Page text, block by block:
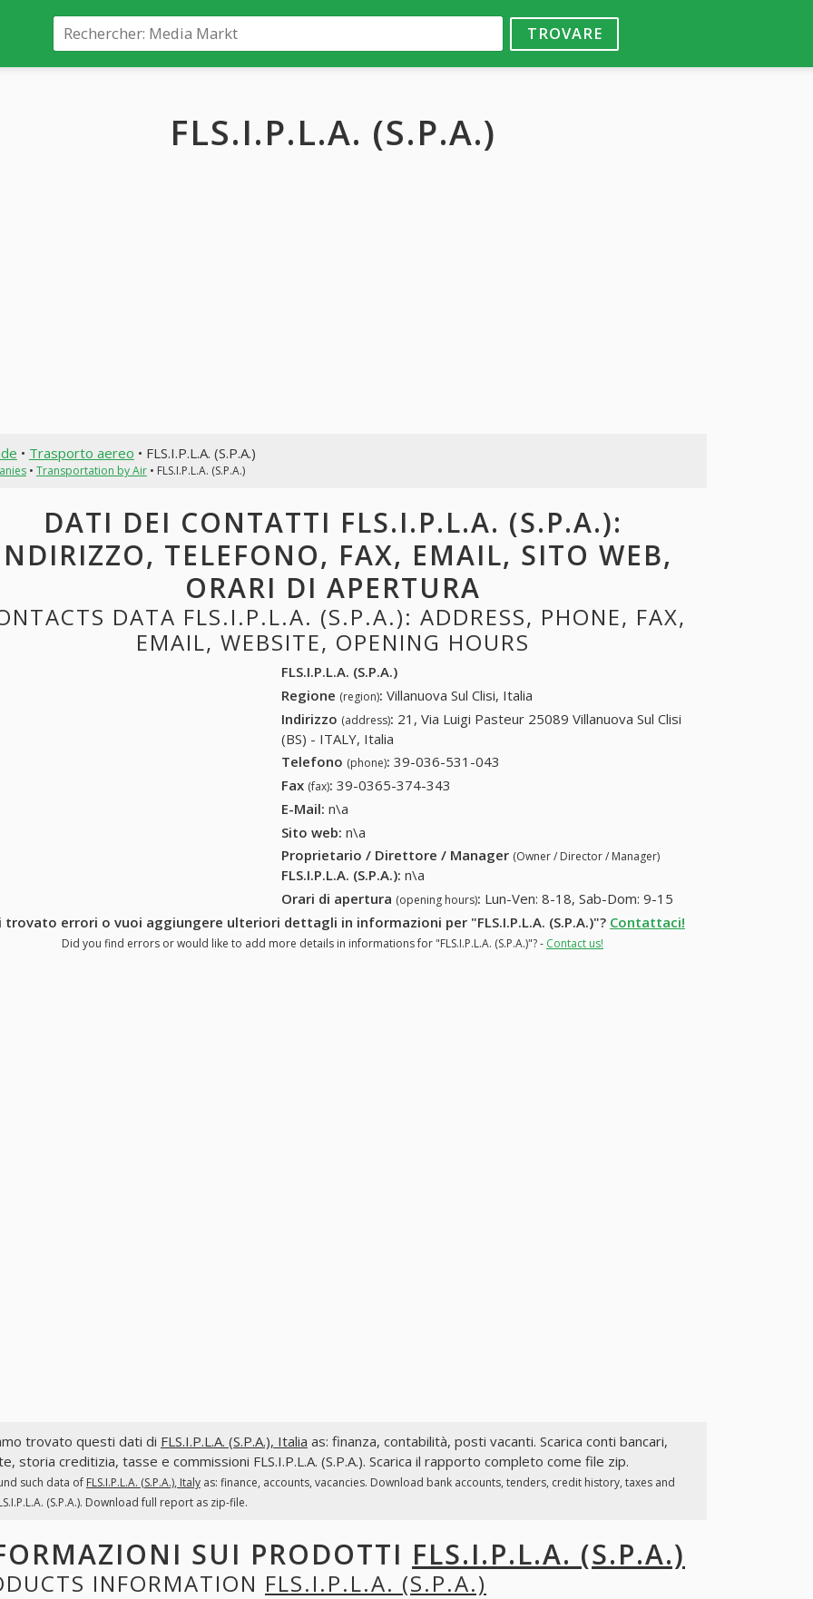
TROVARE
FLS.I.P.L.A. (S.P.A.)
• Trasporto aereo • FLS.I.P.L.A. (S.P.A.)
• Transportation by Air• FLS.I.P.L.A. (S.P.A.)
DATI DEI CONTATTI FLS.I.P.L.A. (S.P.A.):
TELEFONO, FAX, EMAIL, SITO WEB,
ORARI DI APERTURA
DATA FLS.I.P.L.A. (S.P.A.): ADDRESS, PHONE, FAX,
EMAIL, WEBSITE, OPENING HOURS
FLS.I.P.L.A. (S.P.A.)
Regione (region): Villanuova Sul Clisi, Italia
Indirizzo (address): 21, Via Luigi Pasteur 25089 Villanuova Sul Clisi
(BS) - ITALY, Italia
Telefono (phone): 39-036-531-043
Fax (fax): 39-0365-374-343
E-Mail: n\a
Sito web: n\a
Proprietario / Direttore / Manager (Owner / Director / Manager)
FLS.I.P.L.A. (S.P.A.): n\a
Orari di apertura (opening hours): Lun-Ven: 8-18, Sab-Dom: 9-15
trovato errori o vuoi aggiungere ulteriori dettagli in informazioni per "FLS.I.P.L.A. (S.P.A.)"? Contattaci!
Did you find errors or would like to add more details in informations for "FLS.I.P.L.A. (S.P.A.)"? - Contact us!
trovato questi dati di FLS.I.P.L.A. (S.P.A.), Italia as: finanza, contabilità, posti vacanti. Scarica conti bancari,
storia creditizia, tasse e commissioni FLS.I.P.L.A. (S.P.A.). Scarica il rapporto completo come file zip.
such data of FLS.I.P.L.A. (S.P.A.), Italyas: finance, accounts, vacancies. Download bank accounts, tenders, credit history, taxes and
(S.P.A.). Download full report as zip-file.
SUI PRODOTTI FLS.I.P.L.A. (S.P.A.)
INFORMATION FLS.I.P.L.A. (S.P.A.)